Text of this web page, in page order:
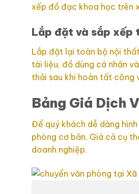
xếp đồ đạc khoa học trên
Lắp đặt và sắp xếp
Lắp đặt lại toàn bộ nội
tài liệu, đồ dùng cá nhân
thải sau khi hoàn tất công
Bảng Giá Dịch
Để quý khách dễ dàng hình
phòng cơ bản. Giá cả cụ
doanh nghiệp.